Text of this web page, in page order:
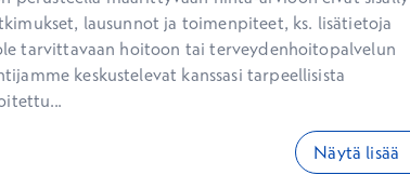
lausunnot ja toimenpiteet, ks. lisätietoja
tarvittavaan hoitoon tai terveydenhoitopalvelun
keskustelevat kanssasi tarpeellisista
Näytä lisää